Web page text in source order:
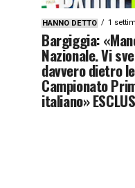
HANNO DETTO 1
Bargiggia:
Nazionale. Vi
davvero dietro
Campionato
italiano»